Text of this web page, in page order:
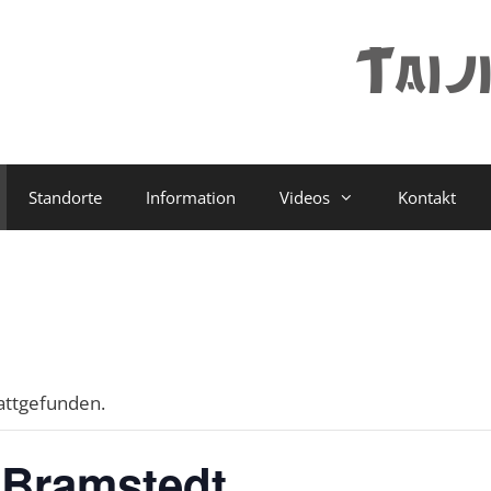
Standorte Information Videos Kontakt